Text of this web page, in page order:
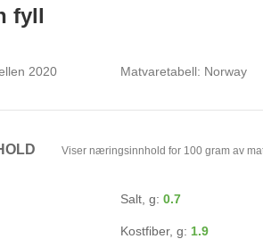
fyll
2020 Matvaretabell: Norway
Viser næringsinnhold for 100 gram av
Salt, g: 0.7
Kostfiber, g: 1.9